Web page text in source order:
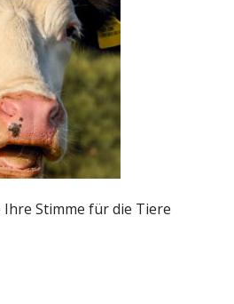
Ihre Stimme für die Tiere